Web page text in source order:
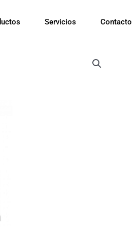
Servicios Contacto